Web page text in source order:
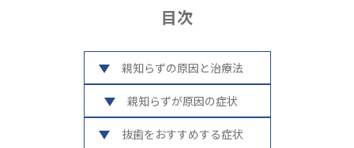
目次
親知らずの原因と治療法
親知らずが原因の症状
抜歯をおすすめする症状